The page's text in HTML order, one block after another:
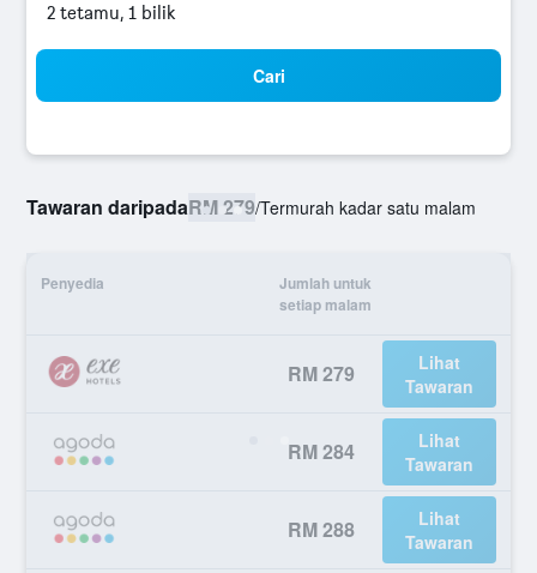
2 tetamu, 1 bilik
Cari
Tawaran daripadaRM 279/Termurah kadar satu malam
Penyedia
Jumlah untuk
setiap malam
RM 279
Lihat
Tawaran
RM 284
Lihat
Tawaran
RM 288
Lihat
Tawaran